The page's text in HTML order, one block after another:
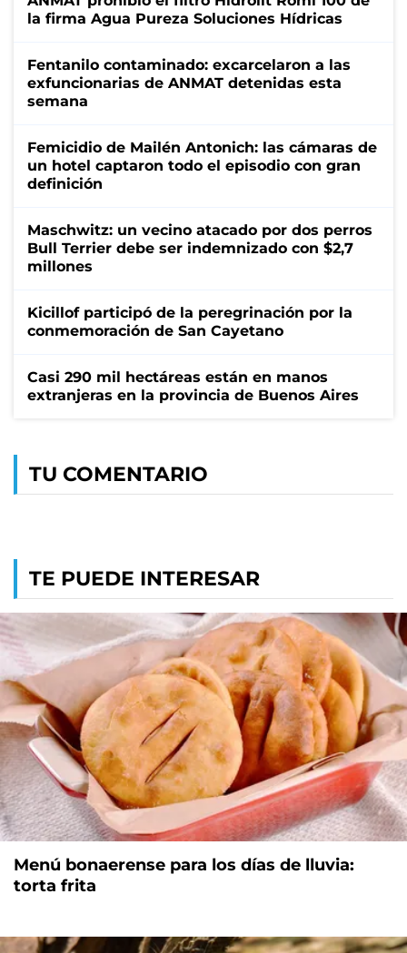
la firma Agua Pureza Soluciones Hídricas
Fentanilo contaminado: excarcelaron a las
exfuncionarias de ANMAT detenidas esta
semana
Femicidio de Mailén Antonich: las cámaras de
un hotel captaron todo el episodio con gran
definición
Maschwitz: un vecino atacado por dos perros
Bull Terrier debe ser indemnizado con $2,7
millones
Kicillof participó de la peregrinación por la
conmemoración de San Cayetano
Casi 290 mil hectáreas están en manos
extranjeras en la provincia de Buenos Aires
TU COMENTARIO
TE PUEDE INTERESAR
Menú bonaerense para los días de lluvia:
torta frita